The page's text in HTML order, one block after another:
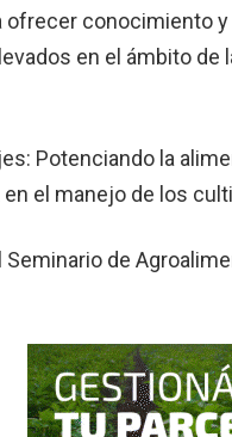
conocimiento
en el ámbito de
Potenciando la
el manejo de los
de